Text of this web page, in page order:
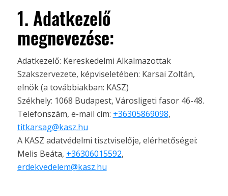
1. Adatkezelő
megnevezése:
Adatkezelő: Kereskedelmi Alkalmazottak
Szakszervezete, képviseletében: Karsai Zoltán,
elnök (a továbbiakban: KASZ)
Székhely: 1068 Budapest, Városligeti fasor 46-48.
Telefonszám, e-mail cím: +36305869098,
titkarsag@kasz.hu
A KASZ adatvédelmi tisztviselője, elérhetőségei:
Melis Beáta, +36306015592,
erdekvedelem@kasz.hu